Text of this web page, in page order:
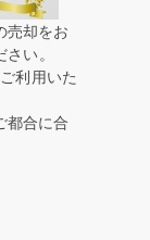
売却をお
い。
利用いた
都合に合